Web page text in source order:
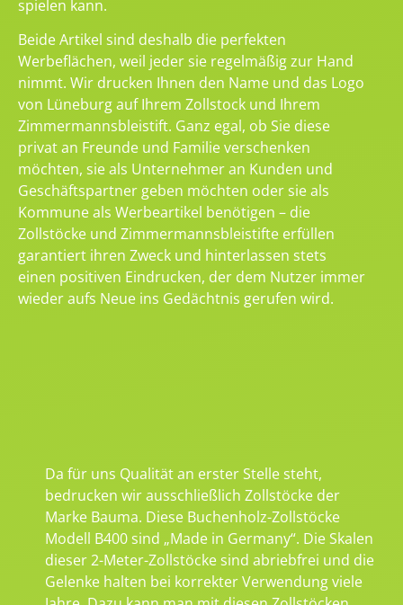
spielen kann.
Beide Artikel sind deshalb die perfekten
Werbeflächen, weil jeder sie regelmäßig zur Hand
nimmt. Wir drucken Ihnen den Name und das Logo
von Lüneburg auf Ihrem Zollstock und Ihrem
Zimmermannsbleistift. Ganz egal, ob Sie diese
privat an Freunde und Familie verschenken
möchten, sie als Unternehmer an Kunden und
Geschäftspartner geben möchten oder sie als
Kommune als Werbeartikel benötigen – die
Zollstöcke und Zimmermannsbleistifte erfüllen
garantiert ihren Zweck und hinterlassen stets
einen positiven Eindrucken, der dem Nutzer immer
wieder aufs Neue ins Gedächtnis gerufen wird.
Da für uns Qualität an erster Stelle steht,
bedrucken wir ausschließlich Zollstöcke der
Marke Bauma. Diese Buchenholz-Zollstöcke
Modell B400 sind „Made in Germany“. Die Skalen
dieser 2-Meter-Zollstöcke sind abriebfrei und die
Gelenke halten bei korrekter Verwendung viele